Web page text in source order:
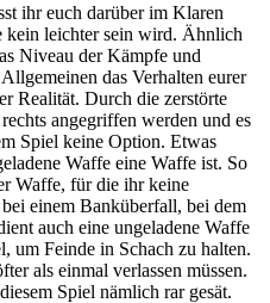
ihr euch darüber im Klaren
kein leichter sein wird. Ähnlich
Niveau der Kämpfe und
das Verhalten eurer
Realität. Durch die zerstörte
angegriffen werden und es
Spiel keine Option. Etwas
Waffe eine Waffe ist. So
Waffe, für die ihr keine
einem Banküberfall, bei dem
auch eine ungeladene Waffe
um Feinde in Schach zu halten.
als einmal verlassen müssen.
Spiel nämlich rar gesät.